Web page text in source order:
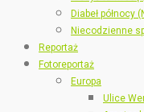
Diabeł północy
Niecodzienne
Reportaż
Fotoreportaż
Europa
Ulice